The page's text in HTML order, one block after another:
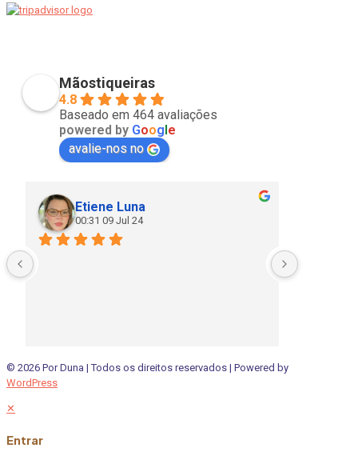
Mãostiqueiras
4.8
Baseado em 464 avaliações
powered by Goog e
avalie-nos no
Etiene Luna
00:31 09 Jul 24
© 2026 Por Duna | Todos os direitos reservados | Powered by
WordPress
✕
Entrar